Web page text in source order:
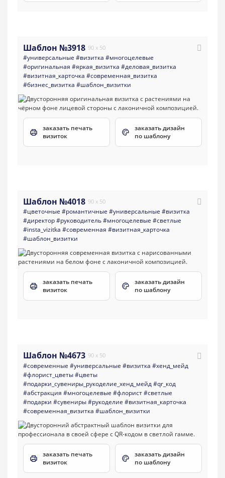
Шаблон №3918 90 x 50
#универсальные #визитка #многоцелевые
#оригинальная #яркая_визитка #деловая_визитка
#визитная_карточка #современная_визитка
#бизнес_визитка #шаблон_визитки
заказать печать
визиток
заказать дизайн
по шаблону
Шаблон №4018 90 x 50
#цветочные #романтичные #универсальные #визитка
#директор#руководитель#многоцелевые #светлые
#insta_vizitka #современная #визитная_карточка
#шаблон_визитки
заказать печать
визиток
заказать дизайн
по шаблону
Шаблон №4673 90 x 50
#современные #универсальные #визитка #хенд_мейд
#флорист_цветы#цветы
#подарки_сувениры_рукоделие_хенд_мейд#qr_код
#абстракция #многоцелевые #флорист#светлые
#подарки #сувениры#рукоделие #визитная_карточка
#современная_визитка #шаблон_визитки
заказать печать
визиток
заказать дизайн
по шаблону